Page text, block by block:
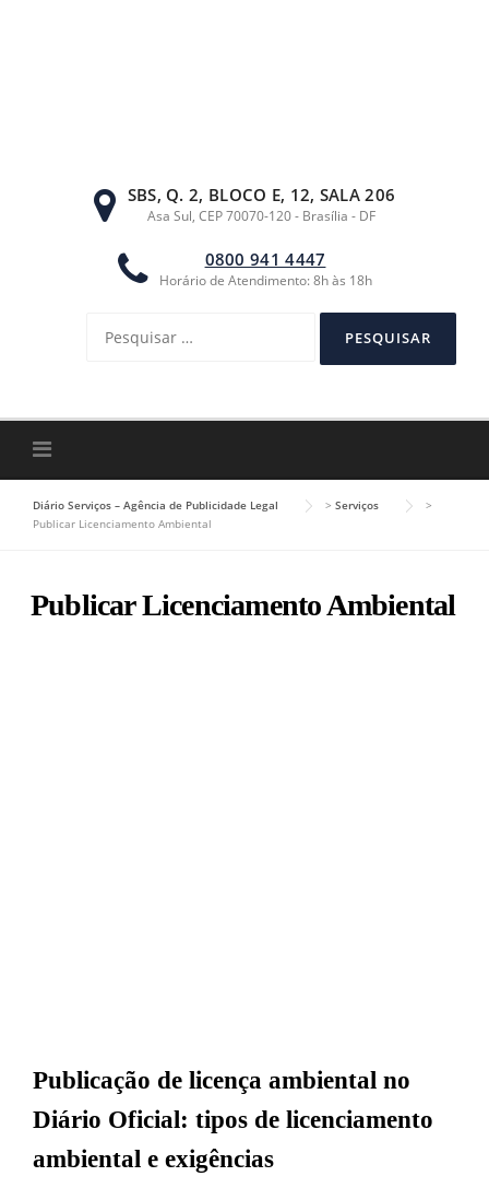
SBS, Q. 2, BLOCO E, 12, SALA 206
Asa Sul, CEP 70070-120 - Brasília - DF
0800 941 4447
Horário de Atendimento: 8h às 18h
por:
Diário Serviços – Agência de Publicidade Legal > Serviços
>
Publicar Licenciamento Ambiental
Publicar Licenciamento Ambiental
Publicação de licença ambiental no
Diário Oficial: tipos de licenciamento
ambiental e exigências